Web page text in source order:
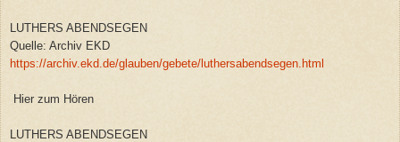
LUTHERS ABENDSEGEN
Quelle: Archiv EKD
https://archiv.ekd.de/glauben/gebete/luthersabendsegen.html
Hier zum Hören
LUTHERS ABENDSEGEN